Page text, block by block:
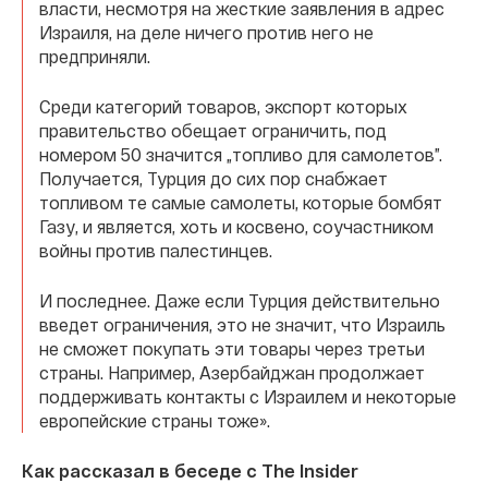
власти, несмотря на жесткие заявления в адрес
Израиля, на деле ничего против него не
предприняли.
Среди категорий товаров, экспорт которых
правительство обещает ограничить, под
номером 50 значится „топливо для самолетов”.
Получается, Турция до сих пор снабжает
топливом те самые самолеты, которые бомбят
Газу, и является, хоть и косвено, соучастником
войны против палестинцев.
И последнее. Даже если Турция действительно
введет ограничения, это не значит, что Израиль
не сможет покупать эти товары через третьи
страны. Например, Азербайджан продолжает
поддерживать контакты с Израилем и некоторые
европейские страны тоже».
Как рассказал в беседе с The Insider